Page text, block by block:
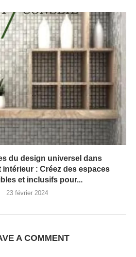
du design universel dans
intérieur : Créez des espaces
et inclusifs pour...
23 février 2024
A COMMENT